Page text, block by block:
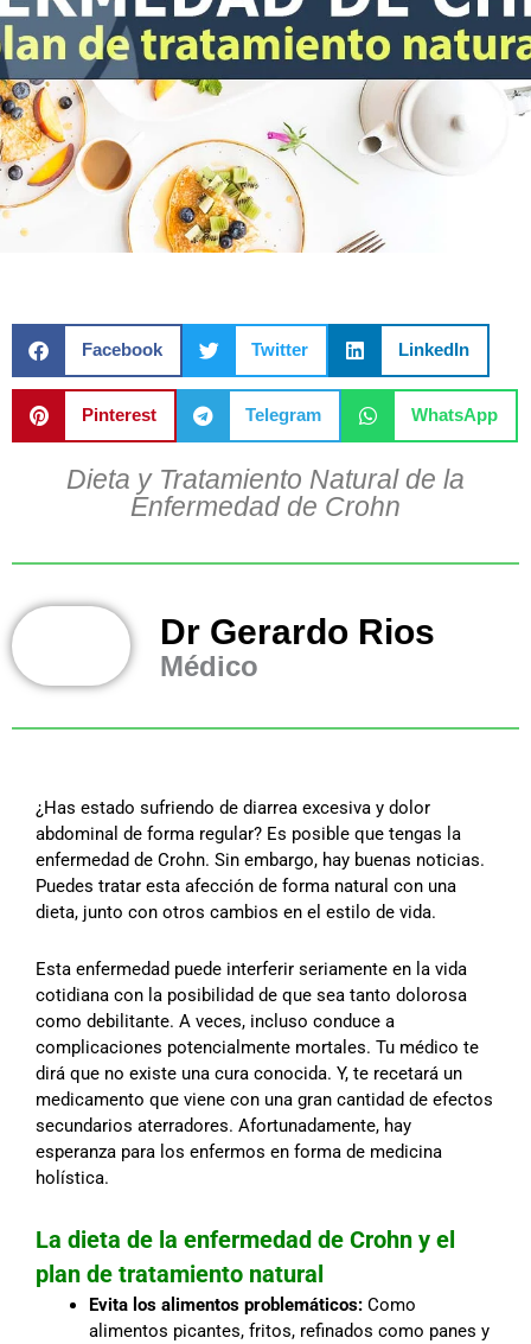
Facebook Twitter LinkedIn
Pinterest Telegram WhatsApp
Dieta y Tratamiento Natural de la
Enfermedad de Crohn
Dr Gerardo Rios
Médico
¿Has estado sufriendo de diarrea excesiva y dolor
abdominal de forma regular? Es posible que tengas la
enfermedad de Crohn. Sin embargo, hay buenas noticias.
Puedes tratar esta afección de forma natural con una
dieta, junto con otros cambios en el estilo de vida.
Esta enfermedad puede interferir seriamente en la vida
cotidiana con la posibilidad de que sea tanto dolorosa
como debilitante. A veces, incluso conduce a
complicaciones potencialmente mortales. Tu médico te
dirá que no existe una cura conocida. Y, te recetará un
medicamento que viene con una gran cantidad de efectos
secundarios aterradores. Afortunadamente, hay
esperanza para los enfermos en forma de medicina
holística.
La dieta de la enfermedad de Crohn y el
plan de tratamiento natural
Evita los alimentos problemáticos: Como
alimentos picantes, fritos, refinados como panes y